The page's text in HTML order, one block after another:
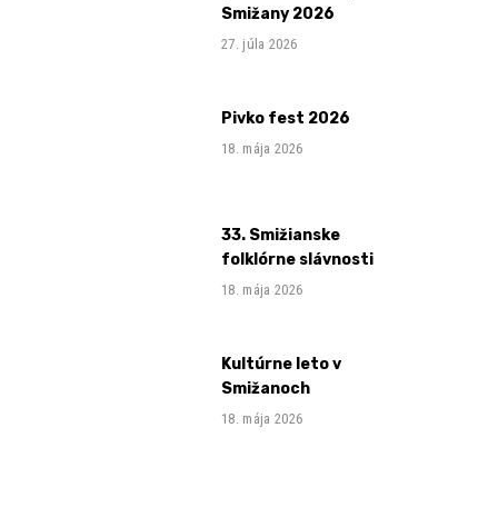
Smižany 2026
27. júla 2026
Pivko fest 2026
18. mája 2026
33. Smižianske
folklórne slávnosti
18. mája 2026
Kultúrne leto v
Smižanoch
18. mája 2026